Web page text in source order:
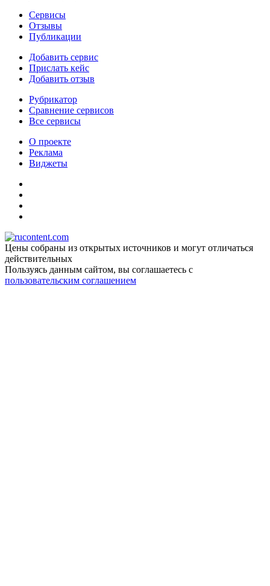
Сервисы
Отзывы
Публикации
Добавить сервис
Прислать кейс
Добавить отзыв
Рубрикатор
Сравнение сервисов
Все сервисы
О проекте
Реклама
Виджеты
Цены собраны из открытых источников и могут отличаться
действительных
Пользуясь данным сайтом, вы соглашаетесь c
пользовательским соглашением